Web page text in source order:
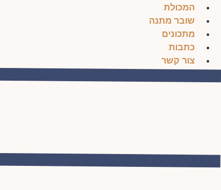
המכולת
שובר מתנה
מתכונים
כתבות
צור קשר